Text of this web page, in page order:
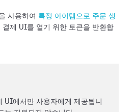
사용하여 특정 아이템으로 주문 생
결제 UI를 열기 위한 토큰을 반환합
UI에서만 사용자에게 제공됩니